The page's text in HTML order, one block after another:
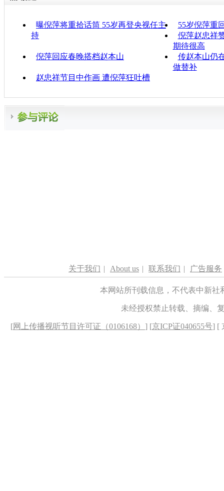
曝倪萍将重拾话筒 55岁再登央视任主
持
55岁倪萍重
倪萍赵忠祥
期待很高
倪萍回应春晚搭档赵本山
传赵本山仍
做替补
赵忠祥节目中作画 遭倪萍狂吐槽
关于我们 | About us | 联系我们 | 广告服务
本网站所刊载信息，不代表中新
未经授权禁止转载、摘编、
[网上传播视听节目许可证（0106168） ] [京ICP证040655号] [